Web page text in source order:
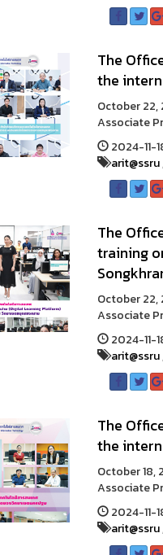
The
the
October 22,
Associate
2024-11-
arit@ssru
The
training
October 22,
Associate
2024-11-
arit@ssru
The
the
October 18,
Associate
2024-11-
arit@ssru